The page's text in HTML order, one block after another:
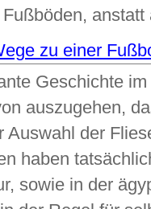
anstatt
zu einer
Geschichte
auszugehen,
Auswahl der
haben
sowie in der